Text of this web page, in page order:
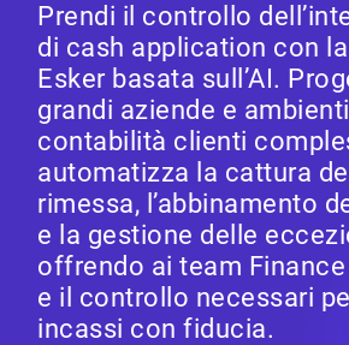
Prendi il controllo
di cash application con
Esker basata sull’AI.
grandi aziende e
contabilità clienti
automatizza la cattura
rimessa, l’abbinamento
e la gestione delle
offrendo ai team
e il controllo necessari
incassi con fiducia.